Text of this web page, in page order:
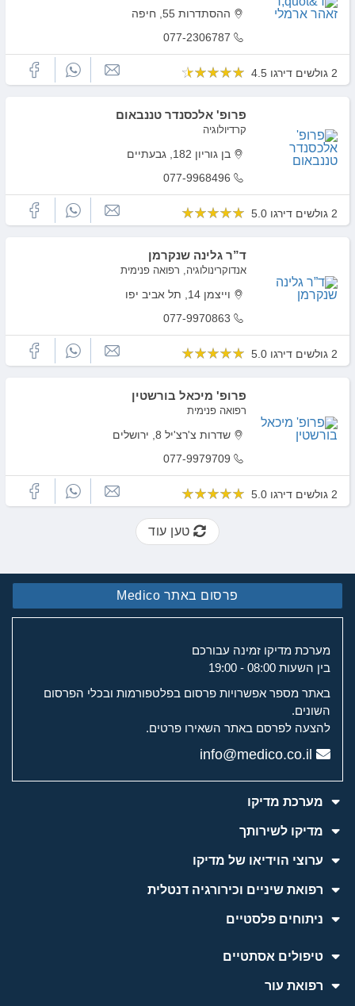
ההסתדרות 55, חיפה
077-2306787
2 גולשים דירגו 4.5
פרופ' אלכסנדר טננבאום
קרדיולוגיה
בן גוריון 182, גבעתיים
077-9968496
2 גולשים דירגו 5.0
ד”ר גלינה שנקרמן
אנדוקרינולוגיה, רפואה פנימית
וייצמן 14, תל אביב יפו
077-9970863
2 גולשים דירגו 5.0
פרופ' מיכאל בורשטין
רפואה פנימית
שדרות צ'רצ'יל 8, ירושלים
077-9979709
2 גולשים דירגו 5.0
טען עוד
פרסום באתר Medico
מערכת מדיקו זמינה עבורכם
בין השעות 08:00 - 19:00
באתר מספר אפשרויות פרסום בפלטפורמות ובכלי הפרסום
השונים.
להצעה לפרסם באתר השאירו פרטים.
info@medico.co.il
מערכת מדיקו
מדיקו לשירותך
ערוצי הוידיאו של מדיקו
רפואת שיניים וכירורגיה דנטלית
ניתוחים פלסטיים
טיפולים אסתטיים
רפואת עור